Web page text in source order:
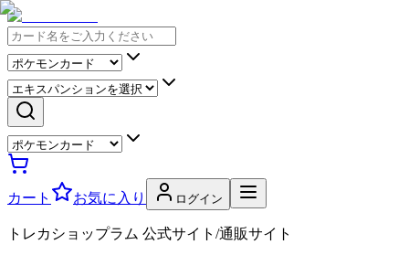
カート お気に入り ログイン
トレカショップラム 公式サイト/通販サイト